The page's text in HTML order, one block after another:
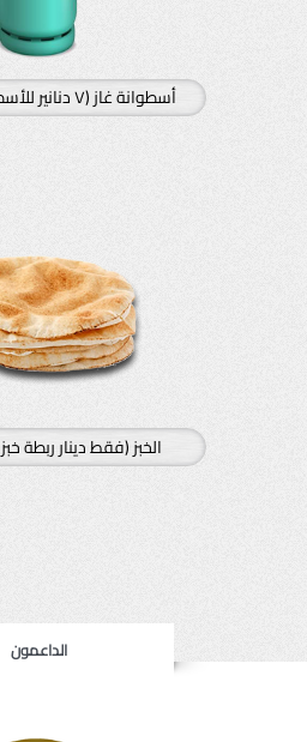
أسطوانة غاز (٧ دنانير للأسطوانة الواحدة )
الخبز (فقط دينار ربطة
الداعمون